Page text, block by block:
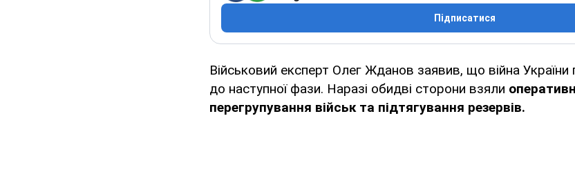
Підписатися
Військовий експерт Олег Жданов заявив, що війна України
до наступної фази. Наразі обидві сторони взяли
перегрупування військ та підтягування резервів.